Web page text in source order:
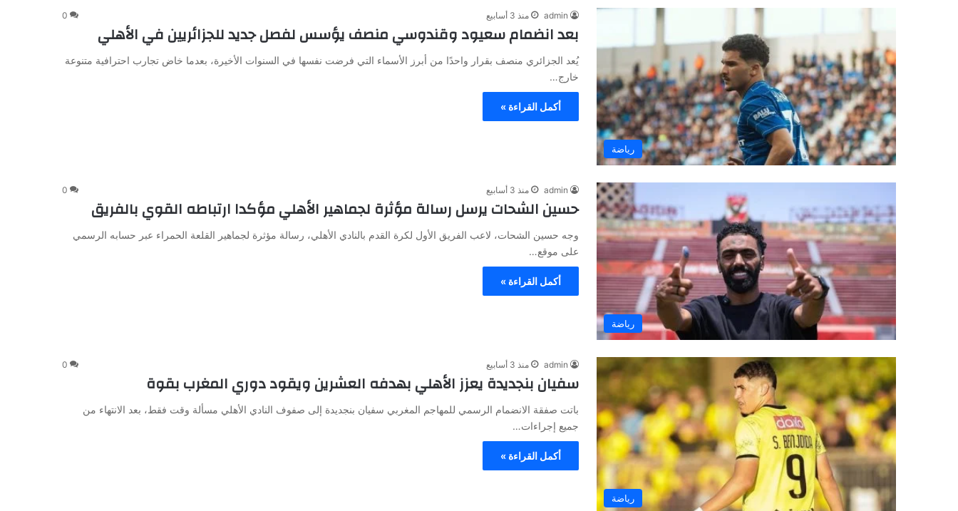
رياضة
admin منذ 3 أسابيع 0
بعد انضمام سعيود وقندوسي منصف يؤسس لفصل جديد للجزائريين في الأهلي
يُعد الجزائري منصف بقرار واحدًا من أبرز الأسماء التي فرضت نفسها في السنوات الأخيرة، بعدما خاض تجارب احترافية متنوعة
خارج…
أكمل القراءة »
رياضة
admin منذ 3 أسابيع 0
حسين الشحات يرسل رسالة مؤثرة لجماهير الأهلي مؤكدا ارتباطه القوي بالفريق
وجه حسين الشحات، لاعب الفريق الأول لكرة القدم بالنادي الأهلي، رسالة مؤثرة لجماهير القلعة الحمراء عبر حسابه الرسمي
على موقع…
أكمل القراءة »
رياضة
admin منذ 3 أسابيع 0
سفيان بنجديدة يعزز الأهلي بهدفه العشرين ويقود دوري المغرب بقوة
باتت صفقة الانضمام الرسمي للمهاجم المغربي سفيان بنجديدة إلى صفوف النادي الأهلي مسألة وقت فقط، بعد الانتهاء من
جميع إجراءات…
أكمل القراءة »